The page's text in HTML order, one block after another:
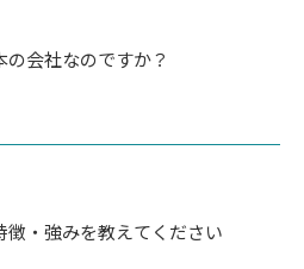
の会社なのですか？
徴・強みを教えてください